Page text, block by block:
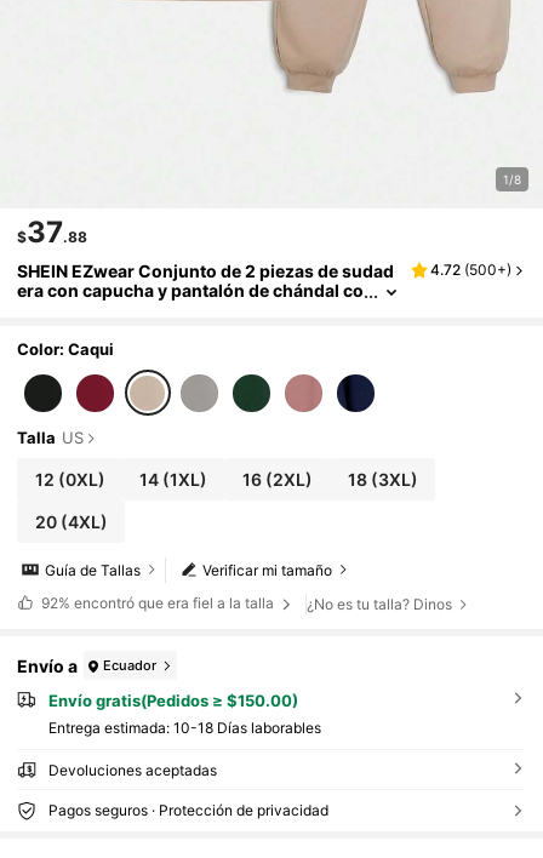
1/8
$37.88
SHEIN EZwear Conjunto de 2 piezas de sudad
era con capucha y pantalón de chándal co
4.72 (500+)
Color: Caqui
Talla US
12 (0XL) 14 (1XL) 16(2XL) 18(3XL)
20(4XL)
Verificar mi tamaño
Guía de Tallas
92% encontró que era fiel a la talla ¿No es tu talla? Dinos
Envío a Ecuador
Envío gratis(Pedidos ≥ $150.00)
Entrega estimada: 10-18 Días laborables
Devoluciones aceptadas
Pagos seguros · Protección de privacidad